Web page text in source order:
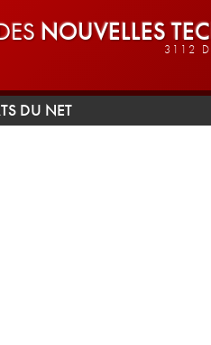
NOUVELLES
3112
DU NET